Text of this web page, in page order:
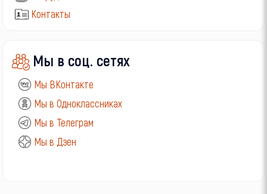
Контакты
Мы в соц. сетях
Мы ВКонтакте
Мы в Одноклассниках
Мы в Телеграм
Мы в Дзен